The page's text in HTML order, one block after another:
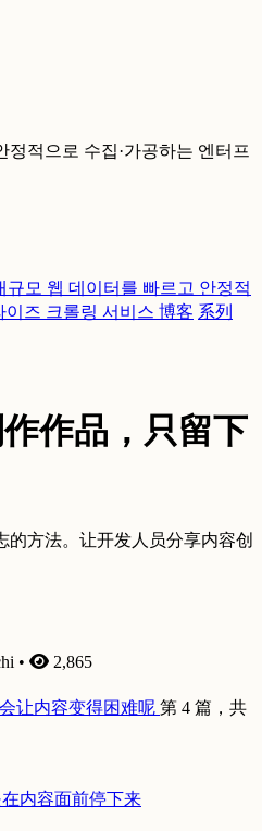
적으로 수집·가공하는 엔터프
규모 웹 데이터를 빠르고 안정적
이즈 크롤링 서비스 博客 系列
作品，只留下
方法。让开发人员分享内容创
• 2,865
让内容变得困难呢 第 4 篇，共
内容面前停下来